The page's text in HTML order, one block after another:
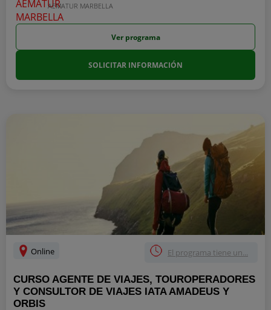
AEMATUR MARBELLA
Ver programa
SOLICITAR INFORMACIÓN
Online El programa tiene un...
CURSO AGENTE DE VIAJES, TOUROPERADORES
Y CONSULTOR DE VIAJES IATA AMADEUS Y
ORBIS